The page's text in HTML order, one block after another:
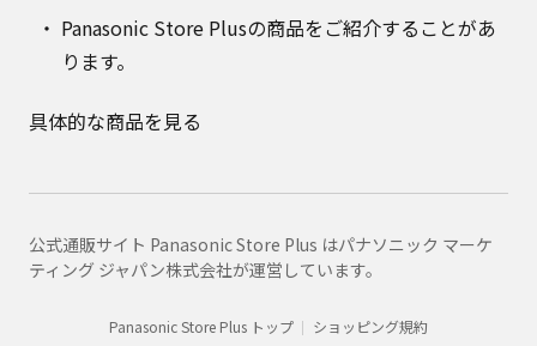
Panasonic Store Plusの商品をご紹介することがあ
ります。
具体的な商品を見る
公式通販サイト Panasonic Store Plus はパナソニック マーケ
ティング ジャパン株式会社が運営しています。
Panasonic Store Plus トップ
ショッピング規約